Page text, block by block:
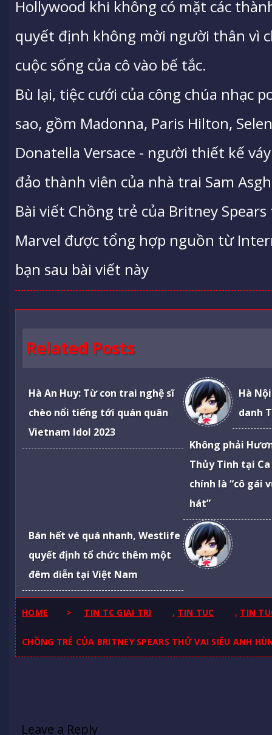
Hollywood khi không có mặt các
quyết định không mời người thân vì
cuộc sống của cô vào bế tắc.
Bù lại, tiệc cưới của công chúa nhạc
sao, gồm Madonna, Paris Hilton,
Donatella Versace - người thiết kế
đảo thành viên của nhà trai Sam
Bài viết Chồng trẻ của Britney
Marvel được tổng hợp nguồn từ
bạn sau bài viết này
Related Posts
Hà An Huy: Từ con trai nghệ sĩ
chèo nổi tiếng tới quán quân
Vietnam Idol 2023
Hà
danh
Không phải
Thủy Tinh tại
chính là “cô gái
hát”
Bán hết vé quá nhanh, Westlife
quyết định tổ chức thêm một
đêm diễn tại Việt Nam
HOME > TIN TC GIAI TRI , TIN TUC , TIN
CHỒNG TRẺ CỦA BRITNEY SPEARS THỬ VAI SIÊU ANH
Leave a Reply